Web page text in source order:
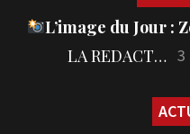
L’image du Jour :
LA REDACTION 3